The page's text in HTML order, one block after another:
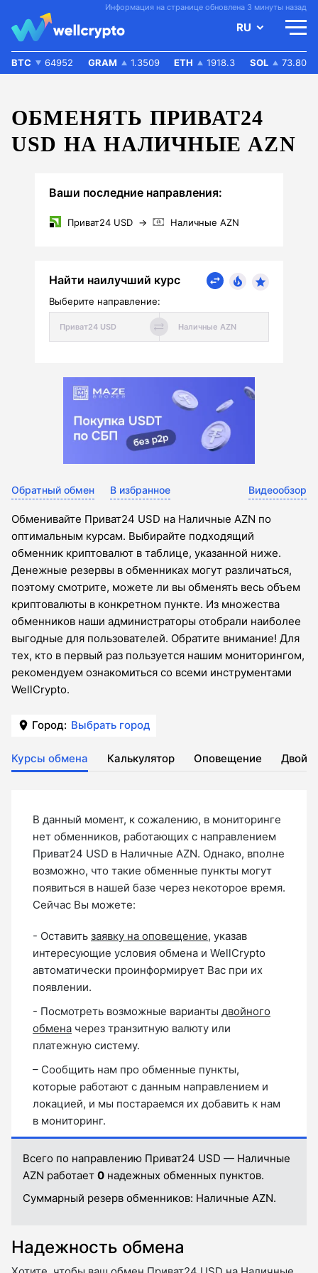
Информация на странице обновлена 3 минуты назад
RU
BTC 64952 GRAM 1.3509 ETH 1918.3 SOL 73.80
ОБМЕНЯТЬ ПРИВАТ24
USD НА НАЛИЧНЫЕ AZN
Ваши последние направления:
Приват24 USD → Наличные AZN
Найти наилучший курс
Выберите направление:
Обратный обмен В избранное Видеообзор
Обменивайте Приват24 USD на Наличные AZN по
оптимальным курсам. Выбирайте подходящий
обменник криптовалют в таблице, указанной ниже.
Денежные резервы в обменниках могут различаться,
поэтому смотрите, можете ли вы обменять весь объем
криптовалюты в конкретном пункте. Из множества
обменников наши администраторы отобрали наиболее
выгодные для пользователей. Обратите внимание! Для
тех, кто в первый раз пользуется нашим мониторингом,
рекомендуем ознакомиться со всеми инструментами
WellCrypto.
Город: Выбрать город
Курсы обмена Калькулятор Оповещение
В данный момент, к сожалению, в мониторинге
нет обменников, работающих с направлением
Приват24 USD в Наличные AZN. Однако, вполне
возможно, что такие обменные пункты могут
появиться в нашей базе через некоторое время.
Сейчас Вы можете:
- Оставить заявку на оповещение, указав
интересующие условия обмена и WellCrypto
автоматически проинформирует Вас при их
появлении.
- Посмотреть возможные варианты двойного
обмена через транзитную валюту или
платежную систему.
– Сообщить нам про обменные пункты,
которые работают с данным направлением и
локацией, и мы постараемся их добавить к нам
в мониторинг.
Всего по направлению Приват24 USD — Наличные
AZN работает 0 надежных обменных пунктов.
Суммарный резерв обменников: Наличные AZN.
Надежность обмена